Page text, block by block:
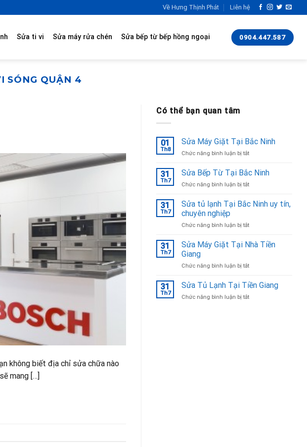
Về Hưng Thịnh Phát Liên hệ
Sửa ti vi Sửa máy rửa chén Sửa bếp từ bếp hồng ngoại 0904.447.587
SÓNG QUẬN 4
không biết địa chỉ sửa chữa nào
mang […]
Có thể bạn quan tâm
01
Th8
Sửa Máy Giặt Tại Bắc Ninh
Chức năng bình luận bị tắtở
Máy
Tại
Ninh
31
Th7
Sửa Bếp Từ Tại Bắc Ninh
Chức năng bình luận bị tắtở
Bếp
Bắc
31
Th7
Sửa tủ lạnh Tại Bắc Ninh uy tín,
chuyên nghiệp
Chức năng bình luận bị tắtở
tủ
Bắc
uy
chuyên
31
Th7
Sửa Máy Giặt Tại Nhà Tiền
Giang
Chức năng bình luận bị tắtở
Máy
Giặt
Tại
31
Th7
Sửa Tủ Lạnh Tại Tiền Giang
Chức năng bình luận bị tắtở